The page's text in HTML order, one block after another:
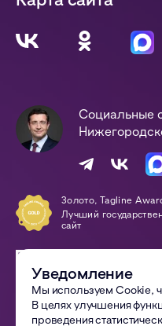
Социальные
Золото, Tagline
Лучший
сайт
Сайт года
© 2002—2026
Уведомление
Мы используем Cookie,
В целях улучшения
проведения